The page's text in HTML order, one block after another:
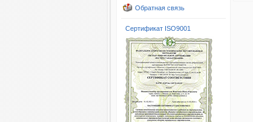
Обратная связь
Сертификат ISO9001